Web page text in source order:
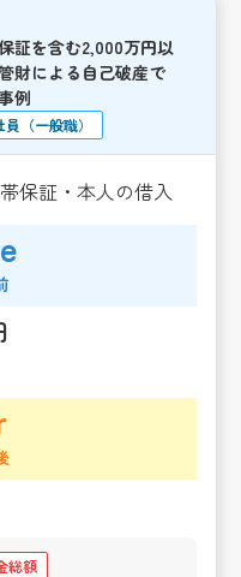
証を含む2,000万円以
財による自己破産で
例
員（一般職）
保証・本人の借入
総額